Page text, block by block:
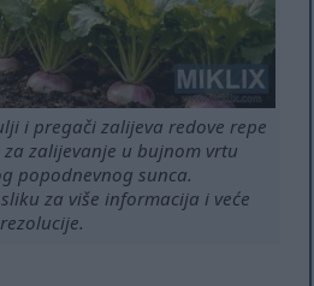
i pregači zalijeva redove repe
zalijevanje u bujnom vrtu
popodnevnog sunca.
za više informacija i veće
rezolucije.